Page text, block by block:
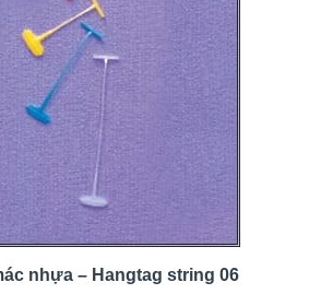
nhựa – Hangtag string 06